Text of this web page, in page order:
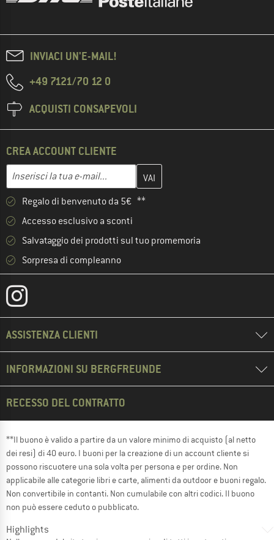
INVIACI UN'E-MAIL!
+49 7121/70 12 0
ACQUISTI CONSAPEVOLI
CREA ACCOUNT CLIENTE
Indirizzo e-mail
Inserisci qui il tuo indirizzo e-mail e crea il tuo account cliente
Regalo di benvenuto da 5€ **
Accesso esclusivo a sconti
Salvataggio dei prodotti sul tuo promemoria
Sorpresa di compleanno
ASSISTENZA CLIENTI
INFORMAZIONI SU BERGFREUNDE
RECESSO DEL CONTRATTO
**Il buono è valido a partire da un valore minimo di acquisto (al netto
dei resi) di 40 euro. I buoni per la creazione di un account cliente si
possono riscuotere una sola volta per persona e per ordine. Non
applicabile alle categorie libri e carte, alimenti da outdoor e buoni regalo.
Non convertibile in contanti. Non cumulabile con altri codici. Il buono
non può essere ceduto o pubblicato.
Highlights